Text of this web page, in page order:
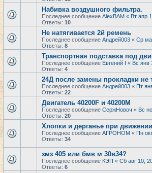
Набивка воздушного фильтра.
Последнее сообщение AlexBAM « Вт апр
Ответы: 10
Не натягивается 2й ремень
Последнее сообщение Андрей003 « Ср
Ответы: 8
Транспортная подставка под
Последнее сообщение Евгений I « Вс янв
Ответы: 4
24Д после замены прокладки не
Последнее сообщение Андрей003 « Пт
Ответы: 22
Двигатель 40200F и 40200M
Последнее сообщение СержНовоч « Вс
Ответы: 20
Хлопки и дерганье при движении
Последнее сообщение АГРОНОМ « Пн
Ответы: 34
змз 405 или бмв м 30в34?
Последнее сообщение КЭП « Сб авг 10,
Ответы: 6